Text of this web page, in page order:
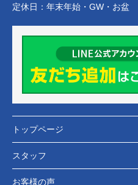
定休日： 年末年始・GW・お盆
トップページ
スタッフ
お客様の声